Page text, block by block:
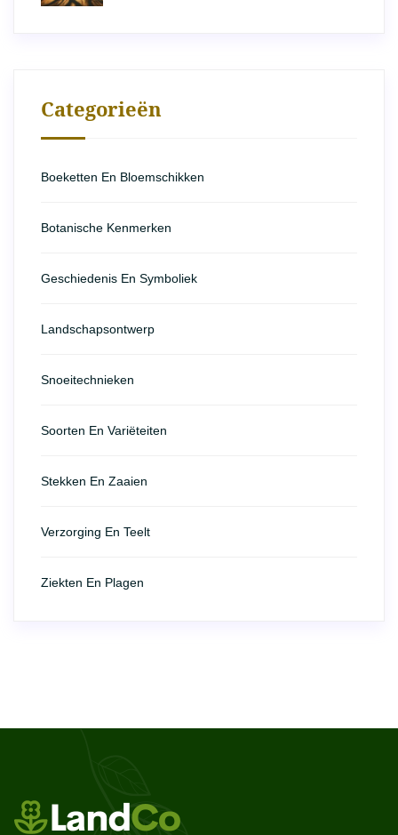
Categorieën
Boeketten En Bloemschikken
Botanische Kenmerken
Geschiedenis En Symboliek
Landschapsontwerp
Snoeitechnieken
Soorten En Variëteiten
Stekken En Zaaien
Verzorging En Teelt
Ziekten En Plagen